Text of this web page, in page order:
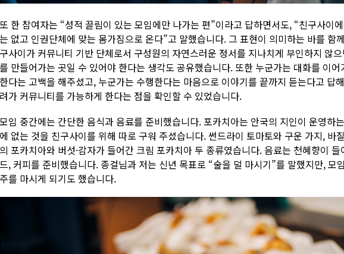
또 한 참여자는 “성적 끌림이 있는 모임에만 나가는 편”이라고 답하면서도, “친구사이
는 없고 인권단체에 맞는 몸가짐으로 온다”고 말했습니다. 그 표현이 의미하는 바를 함
구사이가 커뮤니티 기반 단체로서 구성원의 자연스러운 정서를 지나치게 부인하지 않
를 만들어가는 곳일 수 있어야 한다는 생각도 공유했습니다. 또한 누군가는 대화를 이
한다는 고백을 해주셨고, 누군가는 수행한다는 마음으로 이야기를 끝까지 듣는다고 답
려가 커뮤니티를 가능하게 한다는 점을 확인할 수 있었습니다.
모임 중간에는 간단한 음식과 음료를 준비했습니다. 포카치아는 안국의 지인이 운영하
에 없는 것을 친구사이를 위해 따로 구워 주셨습니다. 썬드라이 토마토와 구운 가지, 바
의 포카치아와 버섯·감자가 들어간 크림 포카치아 두 종류였습니다. 음료는 천혜향이
드, 커피를 준비했습니다. 종걸님과 저는 신년 목표로 “술을 덜 마시기”를 말했지만, 모
주를 마시게 되기도 했습니다.